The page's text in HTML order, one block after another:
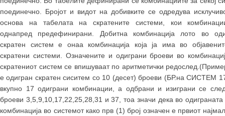
поединечно. Бројот и видот на добивките се одредува
основа на табелата на скратените системи, кои
однапред предефинирани. Добитна комбинација лото во
скратен систем е онаа комбинација која ја има во
скратени системи. Означените и одиграни броеви во
скратениот систем се впишуваат по аритметички
е одигран скратен сиситем со 10 (десет) броеви (БР.на СИСТЕМ
вкупно 17 одиграни комбинации, а одбрани и изиграни се
броеви 3,5,9,10,17,22,25,28,31 и 37, тоа значи дека во одиграната
комбинација во системот како прв (1) број означен е првиот